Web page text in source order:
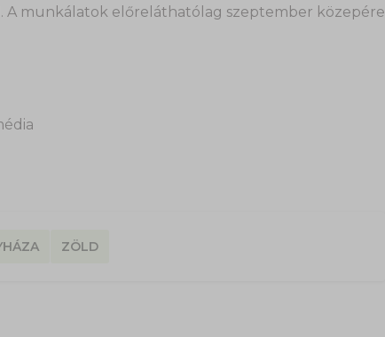
A munkálatok előreláthatólag szeptember közepére
ZÖLD